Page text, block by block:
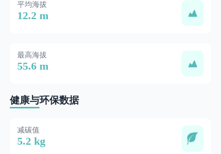
平均海拔
12.2 m
最高海拔
55.6 m
健康与环保数据
减碳值
5.2 kg